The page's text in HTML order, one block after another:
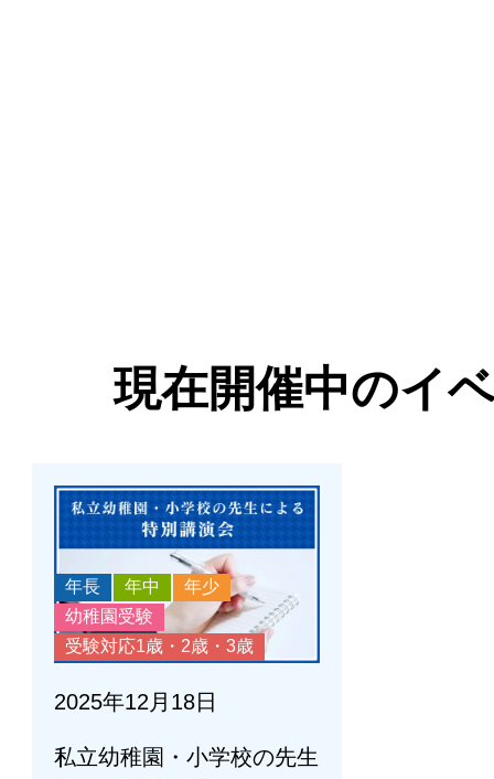
現在開催中のイ
年長 年中
年少
幼稚園受験
受験対応1歳・2歳・3歳
2025年12月18日
私立幼稚園・小学校の先生